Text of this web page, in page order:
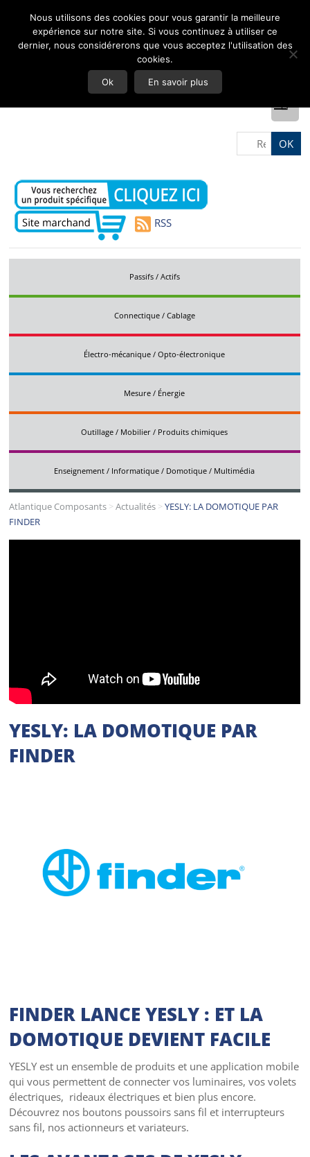
RSS
Passifs / Actifs
Connectique / Cablage
Électro-mécanique / Opto-électronique
Mesure / Énergie
Outillage / Mobilier / Produits chimiques
Enseignement / Informatique / Domotique / Multimédia
Atlantique Composants >Actualités >YESLY: LA DOMOTIQUE PAR
FINDER
YESLY: LA DOMOTIQUE PAR
FINDER
FINDER LANCE YESLY : ET LA
DOMOTIQUE DEVIENT FACILE
YESLY est un ensemble de produits et une application mobile
qui vous permettent de connecter vos luminaires, vosvolets
électriques, rideaux électriques et bien plus encore.
Découvrez nos boutons poussoirs sans fil et interrupteurs
sans fil, nosactionneurs etvariateurs.
Nous utilisons des cookies pour vous garantir la meilleure
expérience sur notre site. Si vous continuez à utiliser ce
dernier, nous considérerons que vous acceptez l'utilisation des
cookies.
Ok En savoir plus